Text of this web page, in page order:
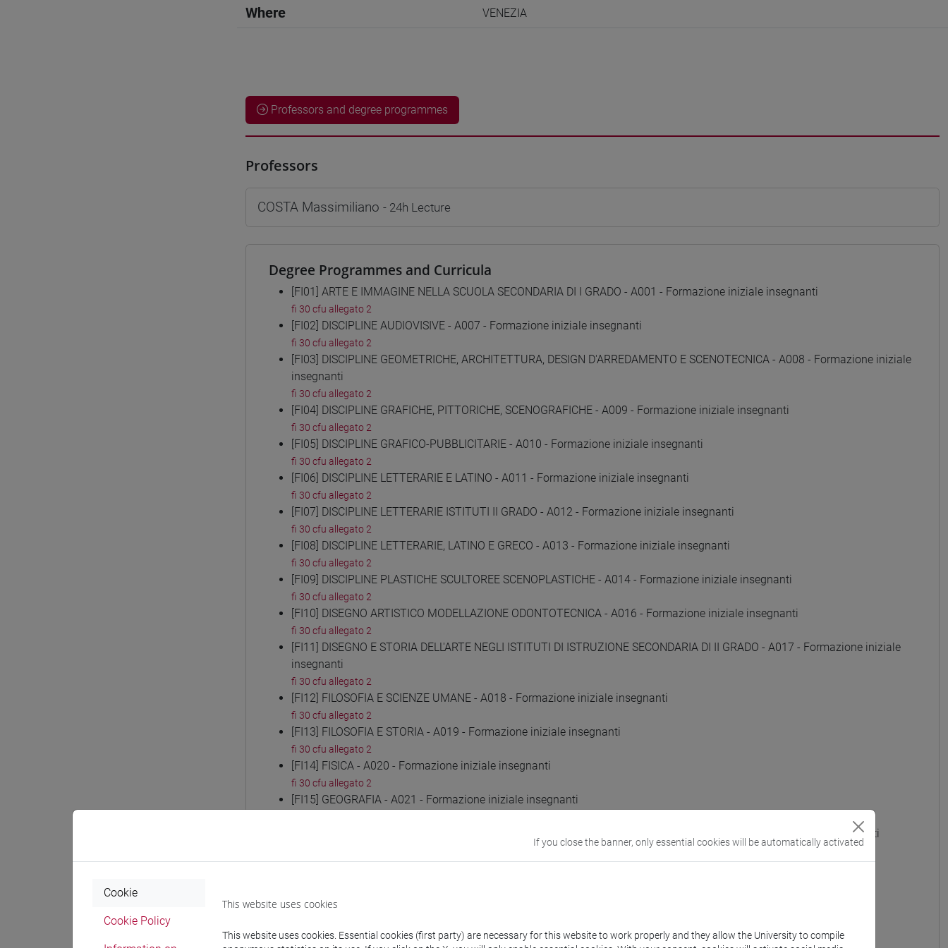
Where VENEZIA
Professors and degree programmes
Professors
COSTA Massimiliano - 24h Lecture
Degree Programmes and Curricula
[FI01] ARTE E IMMAGINE NELLA SCUOLA SECONDARIA DI I GRADO - A001 - Formazione iniziale insegnanti
fi 30 cfu allegato 2
[FI02] DISCIPLINE AUDIOVISIVE - A007 - Formazione iniziale insegnanti
fi 30 cfu allegato 2
[FI03] DISCIPLINE GEOMETRICHE, ARCHITETTURA, DESIGN D'ARREDAMENTO E SCENOTECNICA - A008 - Formazione iniziale
insegnanti
fi 30 cfu allegato 2
[FI04] DISCIPLINE GRAFICHE, PITTORICHE, SCENOGRAFICHE - A009 - Formazione iniziale insegnanti
fi 30 cfu allegato 2
[FI05] DISCIPLINE GRAFICO-PUBBLICITARIE - A010 - Formazione iniziale insegnanti
fi 30 cfu allegato 2
[FI06] DISCIPLINE LETTERARIE E LATINO - A011 - Formazione iniziale insegnanti
fi 30 cfu allegato 2
[FI07] DISCIPLINE LETTERARIE ISTITUTI II GRADO - A012 - Formazione iniziale insegnanti
fi 30 cfu allegato 2
[FI08] DISCIPLINE LETTERARIE, LATINO E GRECO - A013 - Formazione iniziale insegnanti
fi 30 cfu allegato 2
[FI09] DISCIPLINE PLASTICHE SCULTOREE SCENOPLASTICHE - A014 - Formazione iniziale insegnanti
fi 30 cfu allegato 2
[FI10] DISEGNO ARTISTICO MODELLAZIONE ODONTOTECNICA - A016 - Formazione iniziale insegnanti
fi 30 cfu allegato 2
[FI11] DISEGNO E STORIA DELL'ARTE NEGLI ISTITUTI DI ISTRUZIONE SECONDARIA DI II GRADO - A017 - Formazione iniziale
insegnanti
fi 30 cfu allegato 2
[FI12] FILOSOFIA E SCIENZE UMANE - A018 - Formazione iniziale insegnanti
fi 30 cfu allegato 2
[FI13] FILOSOFIA E STORIA - A019 - Formazione iniziale insegnanti
fi 30 cfu allegato 2
[FI14] FISICA - A020 - Formazione iniziale insegnanti
fi 30 cfu allegato 2
[FI15] GEOGRAFIA - A021 - Formazione iniziale insegnanti
[FI16] ITALIANO, STORIA, GEOGRAFIA NELLA SCUOLA SECONDARIA DI I GRADO - A022 - Formazione iniziale insegnanti
[FI18] LINGUA E CULTURA STRANIERA (FRANCESE) - AA24 - Formazione iniziale insegnanti
[FI19] LINGUA E CULTURA STRANIERA (INGLESE) - AB24 - Formazione iniziale insegnanti
If you close the banner, only essential cookies will be automatically activated
Cookie
Cookie Policy
This website uses cookies
This website uses cookies. Essential cookies (first party) are necessary for this website to work properly and they allow the University to compile